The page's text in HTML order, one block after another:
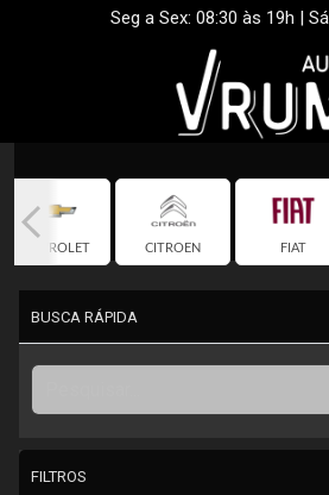
Seg a Sex: 08:30 às 19h |
CHEVROLET CITROEN FIAT
BUSCA RÁPIDA
FILTROS